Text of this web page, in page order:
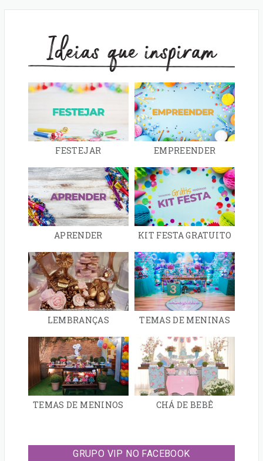
Ideias que inspiram
FESTEJAR EMPREENDER
APRENDER KIT FESTA GRATUITO
LEMBRANÇAS TEMAS DE MENINAS
TEMAS DE MENINOS CHÁ DE BEBÊ
GRUPO VIP NO FACEBOOK